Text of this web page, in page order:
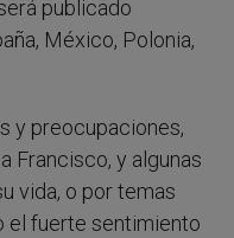
publicado
México, Polonia,
y preocupaciones,
Francisco, y algunas
vida, o por temas
el fuerte sentimiento